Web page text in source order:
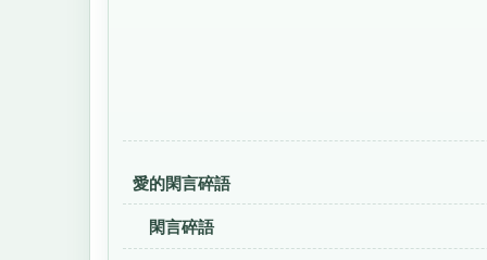
愛的閑言碎語
閑言碎語